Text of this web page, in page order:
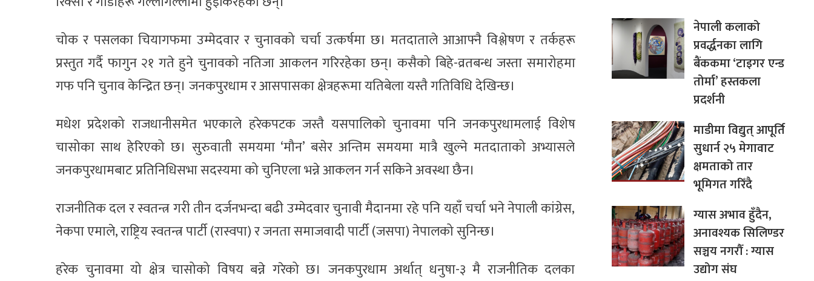
चोक र पसलका चियागफमा उम्मेदवार र चुनावको चर्चा उत्कर्षमा छ। मतदाताले आआफ्नै विश्लेषण र तर्कहरू
प्रस्तुत गर्दै फागुन २१ गते हुने चुनावको नतिजा आकलन गरिरहेका छन्। कसैको बिहे-व्रतबन्ध जस्ता समारोहमा
गफ पनि चुनाव केन्द्रित छन्। जनकपुरधाम र आसपासका क्षेत्रहरूमा यतिबेला यस्तै गतिविधि देखिन्छ।
मधेश प्रदेशको राजधानीसमेत भएकाले हरेकपटक जस्तै यसपालिको चुनावमा पनि जनकपुरधामलाई विशेष
चासोका साथ हेरिएको छ। सुरुवाती समयमा ‘मौन’ बसेर अन्तिम समयमा मात्रै खुल्ने मतदाताको अभ्यासले
जनकपुरधामबाट प्रतिनिधिसभा सदस्यमा को चुनिएला भन्ने आकलन गर्न सकिने अवस्था छैन।
राजनीतिक दल र स्वतन्त्र गरी तीन दर्जनभन्दा बढी उम्मेदवार चुनावी मैदानमा रहे पनि यहाँ चर्चा भने नेपाली कांग्रेस,
नेकपा एमाले, राष्ट्रिय स्वतन्त्र पार्टी (रास्वपा) र जनता समाजवादी पार्टी (जसपा) नेपालको सुनिन्छ।
हरेक चुनावमा यो क्षेत्र चासोको विषय बन्ने गरेको छ। जनकपुरधाम अर्थात् धनुषा-३ मै राजनीतिक दलका
नेपाली कलाको
प्रवर्द्धनका लागि
बैंककमा ‘टाइगर एन्ड
तोर्मा’ हस्तकला
प्रदर्शनी
माडीमा विद्युत् आपूर्ति
सुधार्न २५ मेगावाट
क्षमताको तार
भूमिगत गरिँदै
ग्यास अभाव हुँदैन,
अनावश्यक सिलिण्डर
सञ्चय नगरौँ : ग्यास
उद्योग संघ